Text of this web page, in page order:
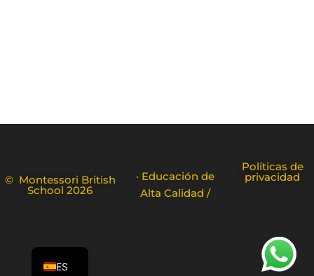
© Montessori British
School 2026
· Educación de
Alta Calidad /
Políticas de
privacidad
ES